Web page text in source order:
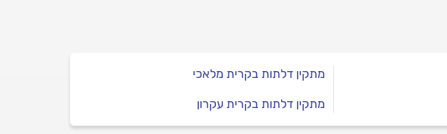
מתקין דלתות בקרית מלאכי
מתקין דלתות בקרית עקרון